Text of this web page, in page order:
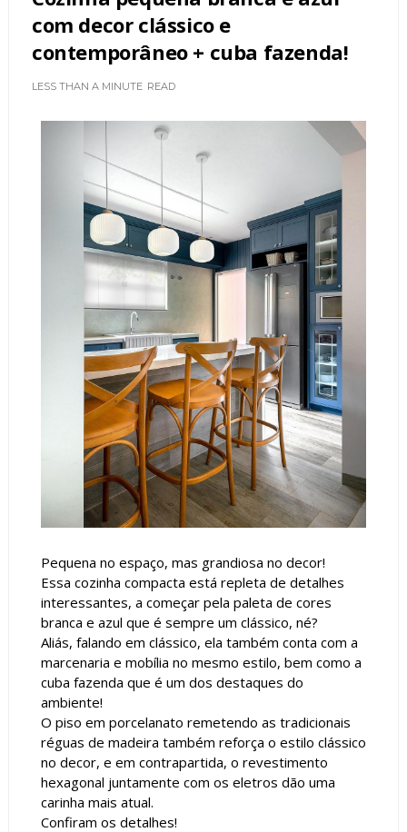
com decor clássico e
contemporâneo + cuba fazenda!
LESS THAN A MINUTE READ
Pequena no espaço, mas grandiosa no decor!
Essa cozinha compacta está repleta de detalhes
interessantes, a começar pela paleta de cores
branca e azul que é sempre um clássico, né?
Aliás, falando em clássico, ela também conta com a
marcenaria e mobília no mesmo estilo, bem como a
cuba fazenda que é um dos destaques do
ambiente!
O piso em porcelanato remetendo as tradicionais
réguas de madeira também reforça o estilo clássico
no decor, e em contrapartida, o revestimento
hexagonal juntamente com os eletros dão uma
carinha mais atual.
Confiram os detalhes!